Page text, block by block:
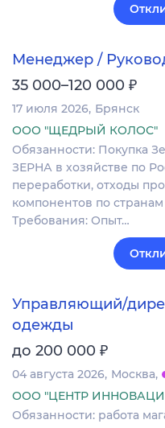
Менеджер /
35 000–120 000 ₽
17 июля 2026 Брянск
ООО "ЩЕДРЫЙ КОЛОС"
Обязанности: Покупка
ЗЕРНА в хозяйстве по
переработки, отходы
компонентов по
Требования: Опыт…
Управляющий/
одежды
до 200 000 ₽
04 августа 2026 Москва
ООО "ЦЕНТР
Обязанности: работа